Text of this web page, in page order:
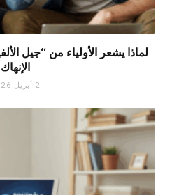
الإنهاك
2 أبريل 2026